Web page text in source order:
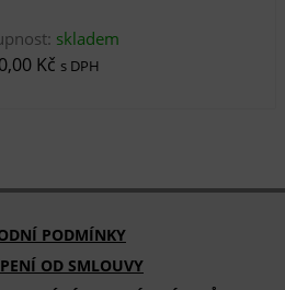
skladem
Kč s DPH
PODMÍNKY
OD SMLOUVY